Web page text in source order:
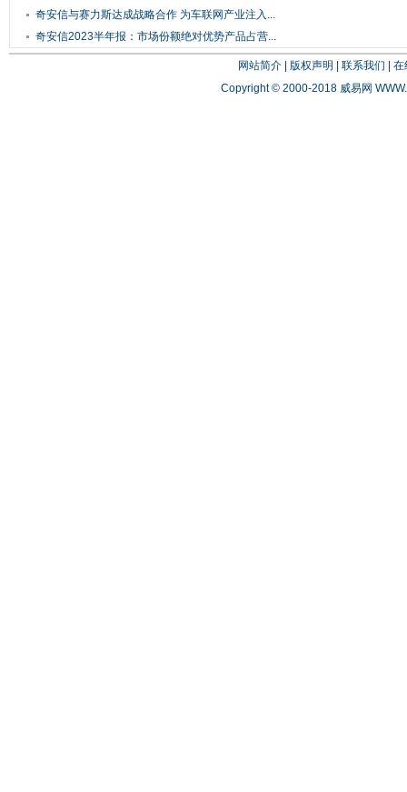
奇安信与赛力斯达成战略合作 为车联网产业注入...
奇安信2023半年报：市场份额绝对优势产品占营...
网站简介| 版权声明 联系我们
在
Copyright © 2000-2018 威易网 WWW.